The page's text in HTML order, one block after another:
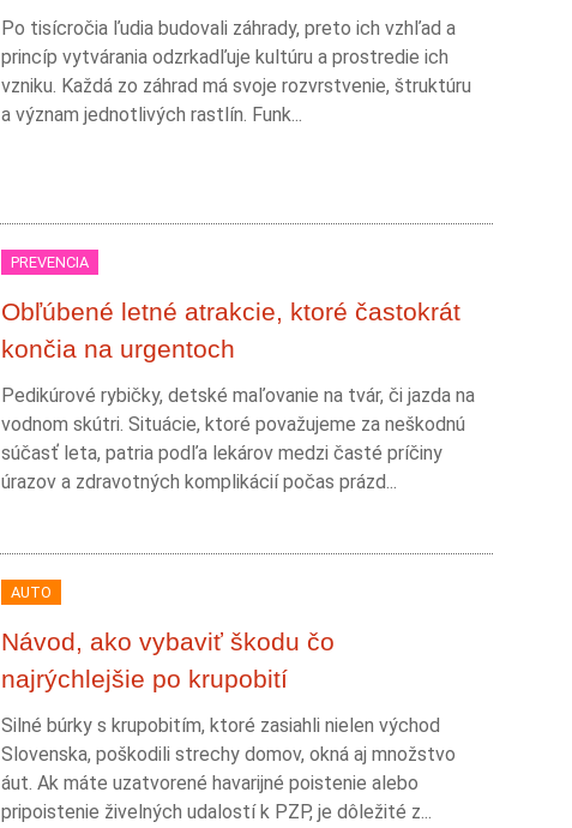
Po tisícročia ľudia budovali záhrady, preto ich vzhľad a
princíp vytvárania odzrkadľuje kultúru a prostredie ich
vzniku. Každá zo záhrad má svoje rozvrstvenie, štruktúru
a význam jednotlivých rastlín. Funk...
PREVENCIA
Obľúbené letné atrakcie, ktoré častokrát
končia na urgentoch
Pedikúrové rybičky, detské maľovanie na tvár, či jazda na
vodnom skútri. Situácie, ktoré považujeme za neškodnú
súčasť leta, patria podľa lekárov medzi časté príčiny
úrazov a zdravotných komplikácií počas prázd...
AUTO
Návod, ako vybaviť škodu čo
najrýchlejšie po krupobití
Silné búrky s krupobitím, ktoré zasiahli nielen východ
Slovenska, poškodili strechy domov, okná aj množstvo
áut. Ak máte uzatvorené havarijné poistenie alebo
pripoistenie živelných udalostí k PZP, je dôležité z...